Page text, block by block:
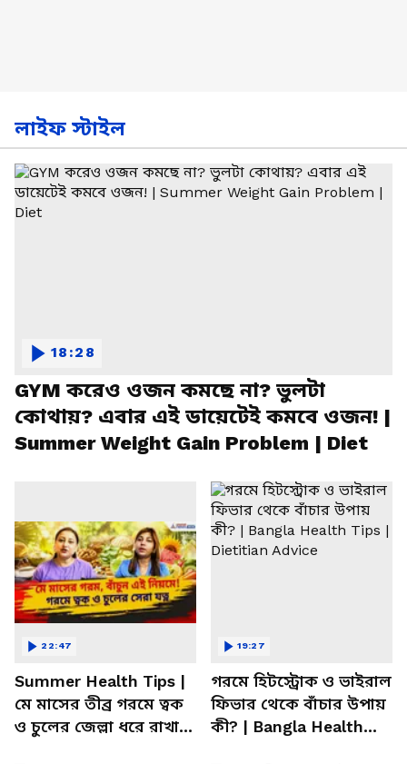
লাইফ স্টাইল
GYM করেও ওজন কমছে না? ভুলটা
কোথায়? এবার এই ডায়েটেই কমবে ওজন! |
Summer Weight Gain Problem | Diet
18:28
Summer Health Tips |
মে মাসের তীব্র গরমে ত্বক
ও চুলের জেল্লা ধরে রাখার
22:47
গরমে হিটস্ট্রোক ও ভাইরাল
ফিভার থেকে বাঁচার উপায়
কী? | Bangla Health
19:27